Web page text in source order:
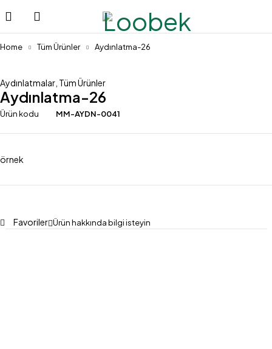
Home Tüm Ürünler Aydınlatma-26
Aydınlatmalar Tüm Ürünler
Aydınlatma-26
Ürün kodu MM-AYDN-0041
örnek
Favoriler Ürün hakkında bilgi isteyin